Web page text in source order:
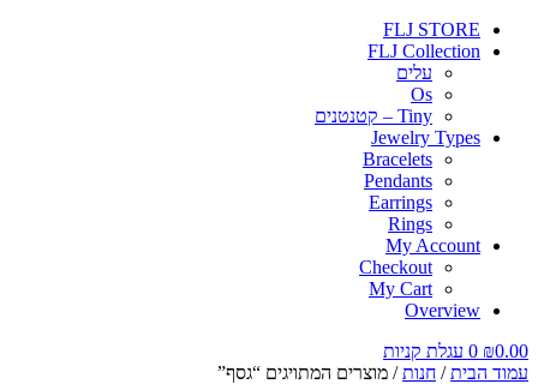
FLJ STORE
FLJ Collection
עלים
Os
Tiny – קטנטנים
Jewelry Types
Bracelets
Pendants
Earrings
Rings
My Account
Checkout
My Cart
Overview
₪0.00
0 עגלת קניות
עמוד הבית/חנות/ מוצרים המתויגים “גסף”